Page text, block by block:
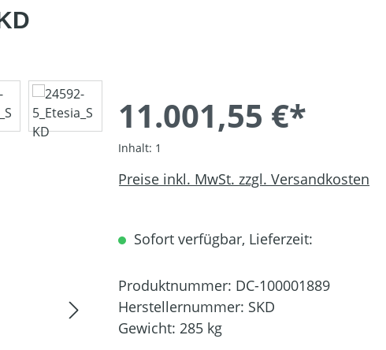
11.001,55 €*
Inhalt: 1
Preise inkl. MwSt. zzgl. Versandkosten
Sofort verfügbar, Lieferzeit:
Produktnummer: DC-100001889
Herstellernummer: SKD
Gewicht: 285 kg